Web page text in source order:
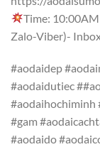
Time:
Zalo-Viber)-
#aodaidep
#aodaidutiec
#aodaihochiminh
#gam
#aodaido